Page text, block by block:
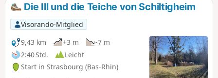
Die Ill und die Teiche von Schiltigheim
Visorando-Mitglied
9,43 km
+3 m
-7 m
2:40 Std.
Leicht
Start in Strasbourg (Bas-Rhin)